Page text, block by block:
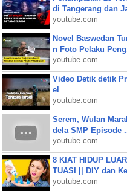
di Tangerang dan
youtube.com
Novel Baswedan
n Foto Pelaku
youtube.com
Video Detik detik
el
youtube.com
Serem, Wulan
dela SMP Episode
youtube.com
8 KIAT HIDUP
TUASI || DIY dan
youtube.com